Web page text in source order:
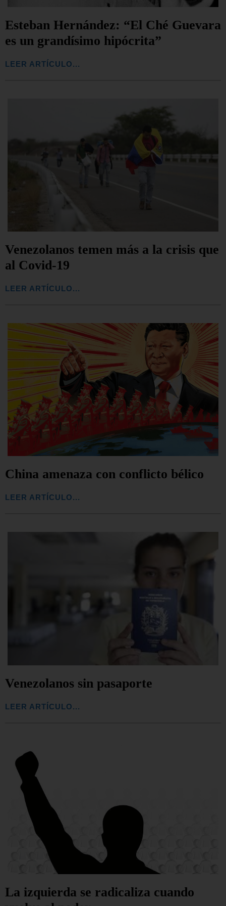
Esteban Hernández: “El Ché Guevara
es un grandísimo hipócrita”
LEER ARTÍCULO...
Venezolanos temen más a la crisis que
al Covid-19
LEER ARTÍCULO...
China amenaza con conflicto bélico
LEER ARTÍCULO...
Venezolanos sin pasaporte
LEER ARTÍCULO...
La izquierda se radicaliza cuando